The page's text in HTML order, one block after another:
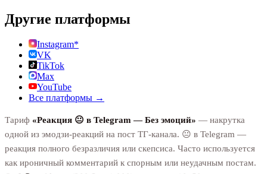
Другие платформы
Instagram*
VK
TikTok
Max
YouTube
Все платформы →
Тариф «Реакция 😐 в Telegram — Без эмоций» — накрутка
одной из эмодзи-реакций на пост ТГ-канала. 😐 в Telegram —
реакция полного безразличия или скепсиса. Часто используется
как ироничный комментарий к спорным или неудачным постам.